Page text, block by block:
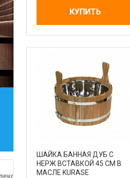
КУПИТЬ
ШАЙКА БАННАЯ ДУБ С
НЕРЖ ВСТАВКОЙ 45 СМ В
МАСЛЕ KURASE